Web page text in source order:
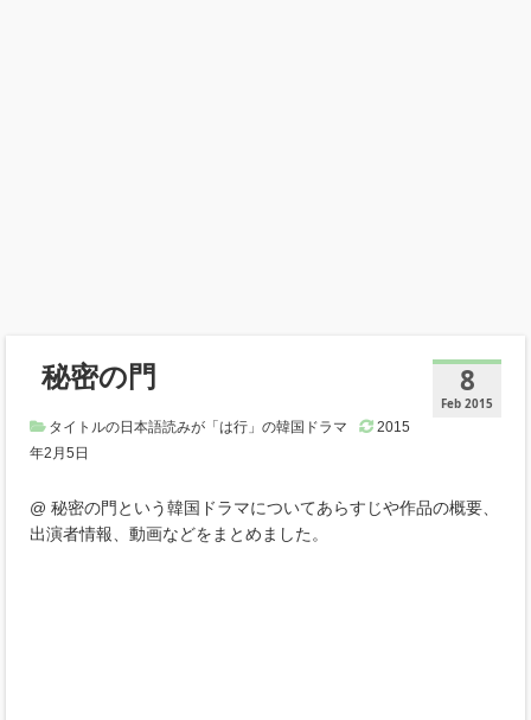
8
Feb 2015
秘密の門
タイトルの日本語読みが「は行」の韓国ドラマ
2015
年2月5日
@ 秘密の門という韓国ドラマについてあらすじや作品の概要、
出演者情報、動画などをまとめました。